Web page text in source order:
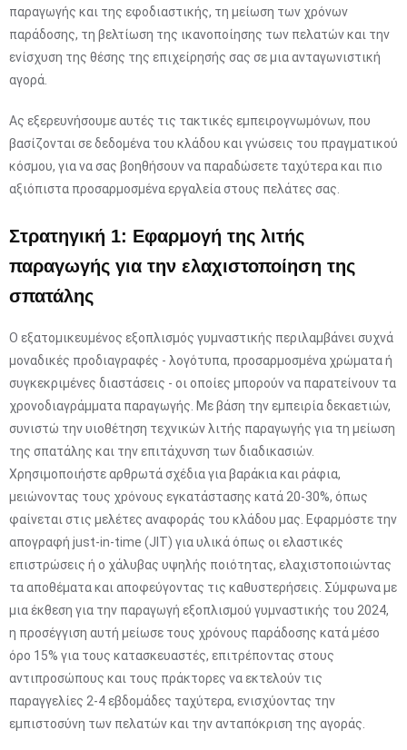
παραγωγής και της εφοδιαστικής, τη μείωση των χρόνων
παράδοσης, τη βελτίωση της ικανοποίησης των πελατών και την
ενίσχυση της θέσης της επιχείρησής σας σε μια ανταγωνιστική
αγορά.
Ας εξερευνήσουμε αυτές τις τακτικές εμπειρογνωμόνων, που
βασίζονται σε δεδομένα του κλάδου και γνώσεις του πραγματικού
κόσμου, για να σας βοηθήσουν να παραδώσετε ταχύτερα και πιο
αξιόπιστα προσαρμοσμένα εργαλεία στους πελάτες σας.
Στρατηγική 1: Εφαρμογή της λιτής
παραγωγής για την ελαχιστοποίηση της
σπατάλης
Ο εξατομικευμένος εξοπλισμός γυμναστικής περιλαμβάνει συχνά
μοναδικές προδιαγραφές - λογότυπα, προσαρμοσμένα χρώματα ή
συγκεκριμένες διαστάσεις - οι οποίες μπορούν να παρατείνουν τα
χρονοδιαγράμματα παραγωγής. Με βάση την εμπειρία δεκαετιών,
συνιστώ την υιοθέτηση τεχνικών λιτής παραγωγής για τη μείωση
της σπατάλης και την επιτάχυνση των διαδικασιών.
Χρησιμοποιήστε αρθρωτά σχέδια για βαράκια και ράφια,
μειώνοντας τους χρόνους εγκατάστασης κατά 20-30%, όπως
φαίνεται στις μελέτες αναφοράς του κλάδου μας. Εφαρμόστε την
απογραφή just-in-time (JIT) για υλικά όπως οι ελαστικές
επιστρώσεις ή ο χάλυβας υψηλής ποιότητας, ελαχιστοποιώντας
τα αποθέματα και αποφεύγοντας τις καθυστερήσεις. Σύμφωνα με
μια έκθεση για την παραγωγή εξοπλισμού γυμναστικής του 2024,
η προσέγγιση αυτή μείωσε τους χρόνους παράδοσης κατά μέσο
όρο 15% για τους κατασκευαστές, επιτρέποντας στους
αντιπροσώπους και τους πράκτορες να εκτελούν τις
παραγγελίες 2-4 εβδομάδες ταχύτερα, ενισχύοντας την
εμπιστοσύνη των πελατών και την ανταπόκριση της αγοράς.